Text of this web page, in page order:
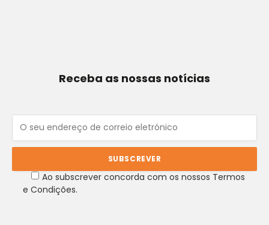
Receba as nossas notícias
Ao subscrever concorda com os nossos Termos
e Condições.